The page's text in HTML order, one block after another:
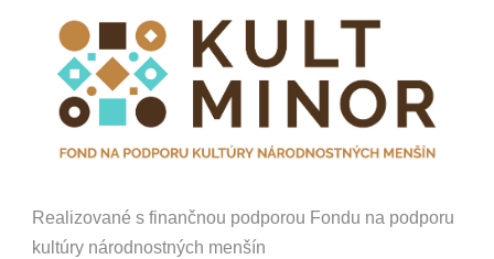
Realizované s finančnou podporou Fondu na podporu
kultúry národnostných menšín